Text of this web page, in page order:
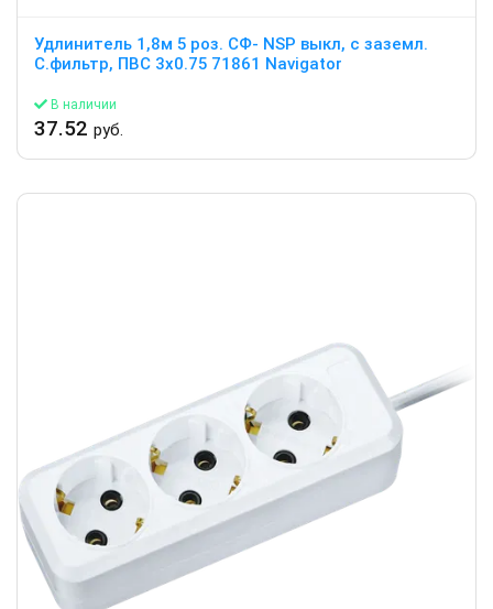
Удлинитель 1,8м 5 роз. СФ- NSP выкл, с заземл.
С.фильтр, ПВС 3х0.75 71861 Navigator
В наличии
37.52 руб.